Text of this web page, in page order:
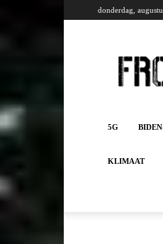
donderdag,
5G
KLIMAAT